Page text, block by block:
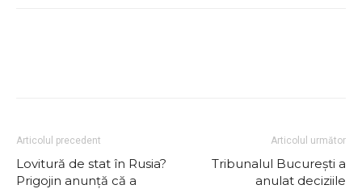
Articolul precedent
Lovitură de stat în Rusia?
Prigojin anunță că a
Articolul următor
Tribunalul București a
anulat deciziile